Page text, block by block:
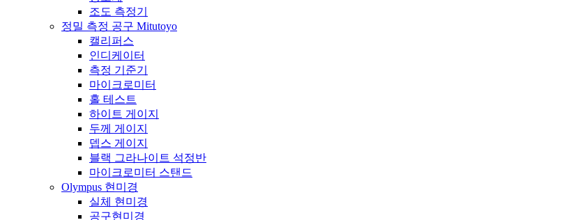
조도 측정기
정밀 측정 공구 Mitutoyo
캘리퍼스
인디케이터
측정 기준기
마이크로미터
홀 테스트
하이트 게이지
두께 게이지
뎁스 게이지
블랙 그라나이트 석정반
마이크로미터 스탠드
Olympus 현미경
실체 현미경
공구현미경